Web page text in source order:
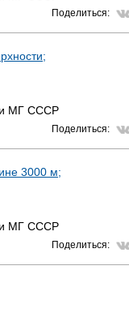
Поделиться:
МГ СССР
Поделиться:
3000 м;
МГ СССР
Поделиться: